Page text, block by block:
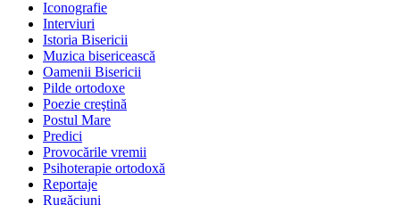
Iconografie
Interviuri
Istoria Bisericii
Muzica bisericească
Oamenii Bisericii
Pilde ortodoxe
Poezie creştină
Postul Mare
Predici
Provocările vremii
Psihoterapie ortodoxă
Reportaje
Rugăciuni